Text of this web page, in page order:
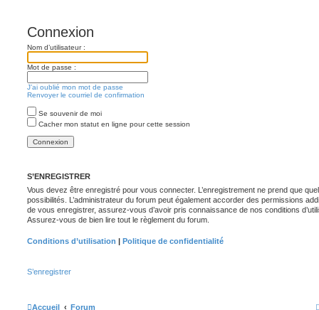
Connexion
Nom d’utilisateur :
Mot de passe :
J’ai oublié mon mot de passe
Renvoyer le courriel de confirmation
Se souvenir de moi
Cacher mon statut en ligne pour cette session
S’ENREGISTRER
Vous devez être enregistré pour vous connecter. L’enregistrement ne prend que
possibilités. L’administrateur du forum peut également accorder des permissions
de vous enregistrer, assurez-vous d’avoir pris connaissance de nos conditions
Assurez-vous de bien lire tout le règlement du forum.
Conditions d’utilisation | Politique de confidentialité
S’enregistrer
Accueil Forum